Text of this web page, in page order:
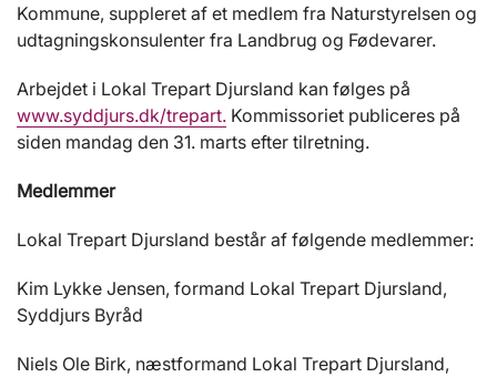
Kommune, suppleret af et medlem fra Naturstyrelsen og
udtagningskonsulenter fra Landbrug og Fødevarer.
Arbejdet i Lokal Trepart Djursland kan følges på
www.syddjurs.dk/trepart. Kommissoriet publiceres på
siden mandag den 31. marts efter tilretning.
Medlemmer
Lokal Trepart Djursland består af følgende medlemmer:
Kim Lykke Jensen, formand Lokal Trepart Djursland,
Syddjurs Byråd
Niels Ole Birk, næstformand Lokal Trepart Djursland,